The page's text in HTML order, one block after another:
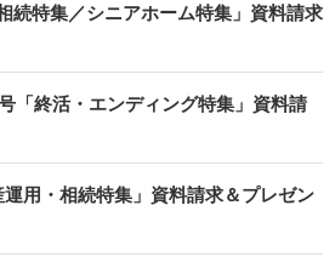
続特集／シニアホーム特集」資料請求
「終活・エンディング特集」資料請
用・相続特集」資料請求＆プレゼン